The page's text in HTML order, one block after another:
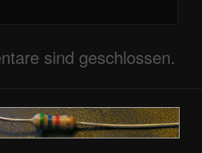
sind geschlossen.